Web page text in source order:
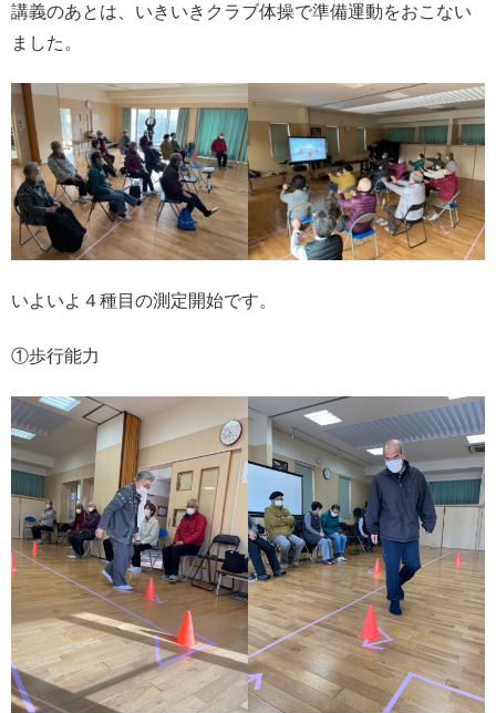
講義のあとは、いきいきクラブ体操で準備運動をおこない
ました。
いよいよ４種目の測定開始です。
①歩行能力